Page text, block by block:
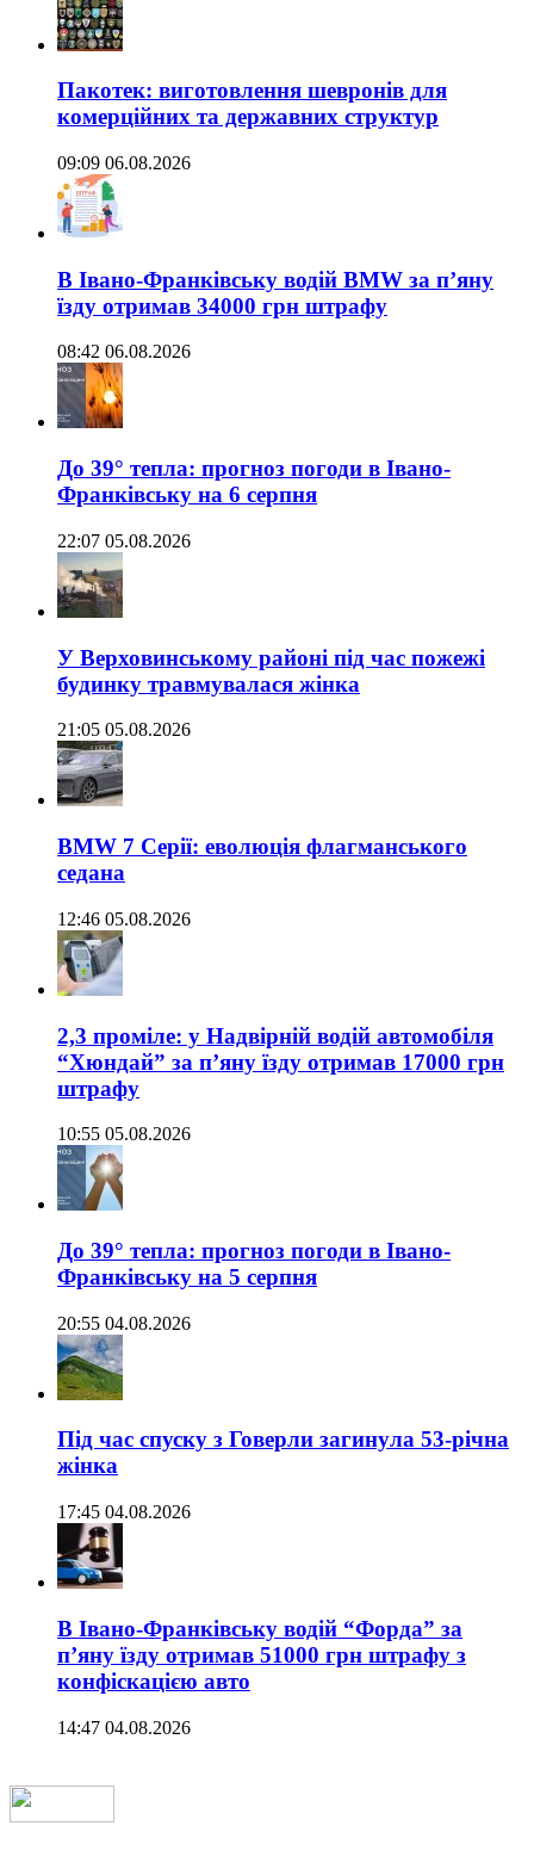
Пакотек: виготовлення шевронів для
комерційних та державних структур
09:09 06.08.2026
В Івано-Франківську водій BMW за п’яну
їзду отримав 34000 грн штрафу
08:42 06.08.2026
До 39° тепла: прогноз погоди в Івано-
Франківську на 6 серпня
22:07 05.08.2026
У Верховинському районі під час пожежі
будинку травмувалася жінка
21:05 05.08.2026
BMW 7 Серії: еволюція флагманського
седана
12:46 05.08.2026
2,3 проміле: у Надвірній водій автомобіля
“Хюндай” за п’яну їзду отримав 17000 грн
штрафу
10:55 05.08.2026
До 39° тепла: прогноз погоди в Івано-
Франківську на 5 серпня
20:55 04.08.2026
Під час спуску з Говерли загинула 53-річна
жінка
17:45 04.08.2026
В Івано-Франківську водій “Форда” за
п’яну їзду отримав 51000 грн штрафу з
конфіскацією авто
14:47 04.08.2026